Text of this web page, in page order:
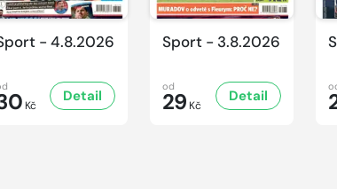
- 4.8.2026
Kč
Detail
Sport - 3.8.2026
od
29 Kč
Detail